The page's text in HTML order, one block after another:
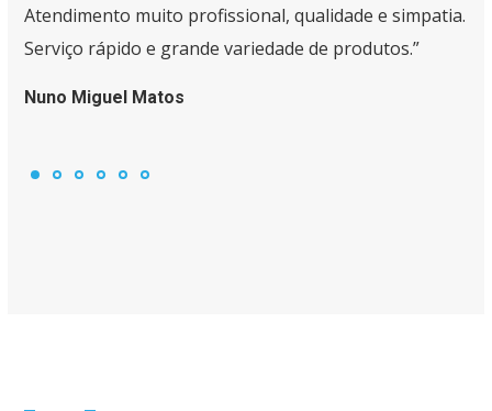
Atendimento muito profissional, qualidade e simpatia.
Serviço rápido e grande variedade de produtos.”
Nuno Miguel Matos